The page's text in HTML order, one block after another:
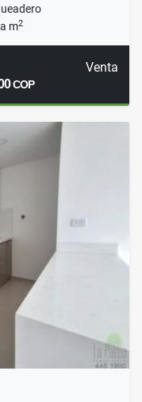
m2
Venta
COP